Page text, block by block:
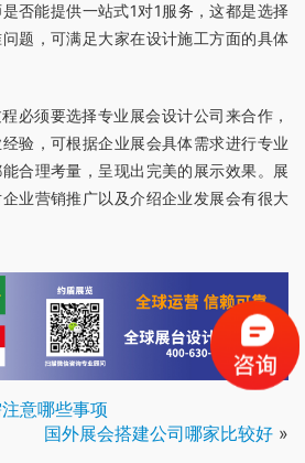
否能提供一站式1对1服务，这都是选择
题，可满足大家在设计施工方面的具体
必须要选择专业展会设计公司来合作，
验，可根据企业展会具体需求进行专业
合理考量，呈现出完美的展示效果。展
业营销推广以及介绍企业发展会有很大
意哪些事项
国外展会搭建公司哪家比较好 »